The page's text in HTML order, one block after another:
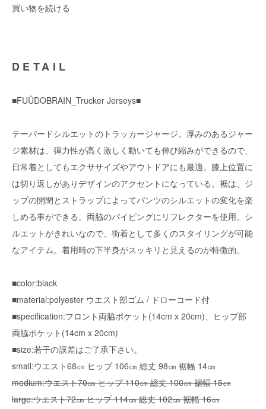
買い物を続ける
DETAIL
■FUÜDOBRAIN_Trucker Jerseys■
テーパードシルエットのトラッカージャージ。厚みのあるジャー
ジ素材は、弾力性が高く激しく動いても伸び縮みができるので、
日常着としてもエクササイズやアウトドアにも最適。膝上位置に
は切り返しがありデザインのアクセントになっている。裾は、ジ
ップの開閉とストラップによってパンツのシルエットの変化を楽
しめる事ができる。両脇のパイピングにリフレクターを使用。シ
ルエットがきれいなので、街着として多くのスタイリングが可能
なアイテム。着用時の下半身がスッキリと見えるのが特徴的。
■color:black
■material:polyester ウエスト部ゴム / ドローコード付
■specification:フロント両脇ポケット(14cm x 20cm)、ヒップ部
両脇ポケット(14cm x 20cm)
■size:若干の誤差はご了承下さい。
small:ウエスト68㎝ ヒップ 106㎝ 総丈 98㎝ 裾幅 14㎝
medium:ウエスト70㎝ ヒップ 110㎝ 総丈 100㎝ 裾幅 15㎝
large:ウエスト72㎝ ヒップ 114㎝ 総丈 102㎝ 裾幅 16㎝